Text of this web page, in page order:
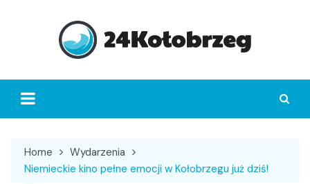
Home
Wydarzenia
Niemieckie kino pełne emocji w Kołobrzegu już dziś!